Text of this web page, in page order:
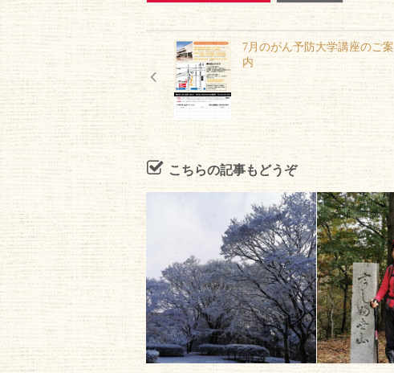
7月のがん予防大学講座のご案
内
こちらの記事もどうぞ